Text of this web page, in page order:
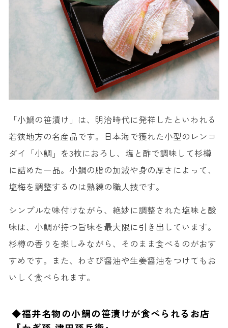
「小鯛の笹漬け」は、明治時代に発祥したといわれる
若狭地方の名産品です。日本海で獲れた小型のレンコ
ダイ「小鯛」を3枚におろし、塩と酢で調味して杉樽
に詰めた一品。小鯛の脂の加減や身の厚さによって、
塩梅を調整するのは熟練の職人技です。
シンプルな味付けながら、絶妙に調整された塩味と酸
味は、小鯛が持つ旨味を最大限に引き出しています。
杉樽の香りを楽しみながら、そのまま食べるのがおす
すめです。また、わさび醤油や生姜醤油をつけてもお
いしく食べられます。
◆福井名物の小鯛の笹漬けが食べられるお店